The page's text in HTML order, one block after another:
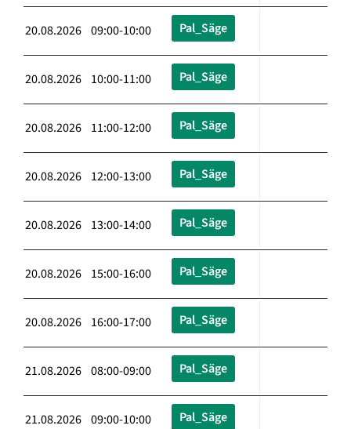
20.08.2026 09:00-10:00 Pal_Säge
20.08.2026 10:00-11:00 Pal_Säge
20.08.2026 11:00-12:00 Pal_Säge
20.08.2026 12:00-13:00 Pal_Säge
20.08.2026 13:00-14:00 Pal_Säge
20.08.2026 15:00-16:00 Pal_Säge
20.08.2026 16:00-17:00 Pal_Säge
21.08.2026 08:00-09:00 Pal_Säge
21.08.2026 09:00-10:00 Pal_Säge